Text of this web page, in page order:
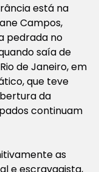
está na
Campos,
pedrada no
saía de
de Janeiro, em
que teve
da
continuam
as
e escravagista,